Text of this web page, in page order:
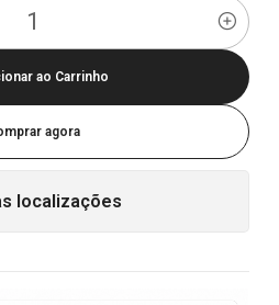
ao Carrinho
agora
localizações